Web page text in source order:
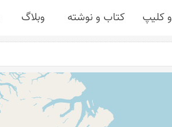
کلیپ کتاب و نوشته وبلاگ